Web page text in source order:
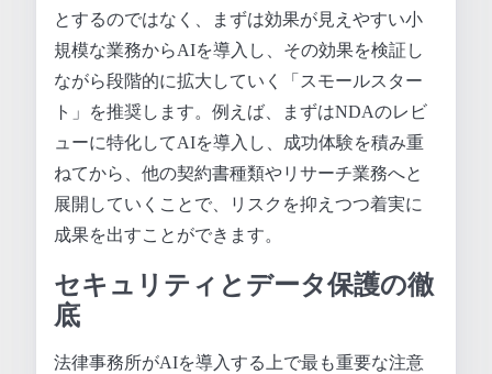
とするのではなく、まずは効果が見えやすい小
規模な業務からAIを導入し、その効果を検証し
ながら段階的に拡大していく「スモールスター
ト」を推奨します。例えば、まずはNDAのレビ
ューに特化してAIを導入し、成功体験を積み重
ねてから、他の契約書種類やリサーチ業務へと
展開していくことで、リスクを抑えつつ着実に
成果を出すことができます。
セキュリティとデータ保護の徹
底
法律事務所がAIを導入する上で最も重要な注意